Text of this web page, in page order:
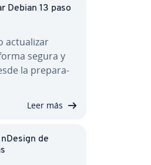
Debian 13 paso
ac­tua­li­zar
segura y
la pre­pa­ra­
Leer más
de